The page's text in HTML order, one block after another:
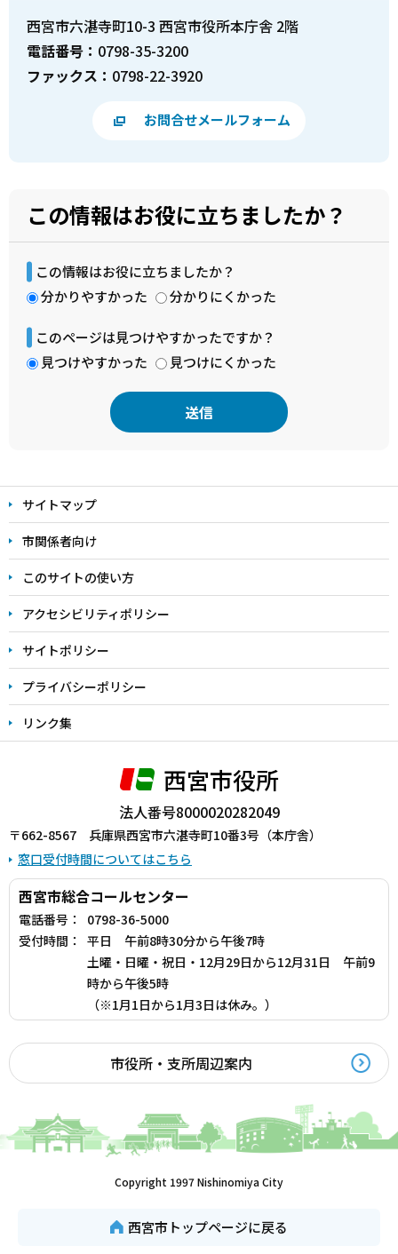
西宮市六湛寺町10-3 西宮市役所本庁舎 2階
電話番号： 0798-35-3200
ファックス： 0798-22-3920
お問合せメールフォーム
この情報はお役に立ちましたか？
この情報はお役に立ちましたか？
分かりやすかった
分かりにくかった
このページは見つけやすかったですか？
見つけやすかった
見つけにくかった
文
こ
こ
ま
で
サイトマップ
市関係者向け
このサイトの使い方
アクセシビリティポリシー
サイトポリシー
プライバシーポリシー
リンク集
西宮市役所
法人番号8000020282049
〒662-8567 兵庫県西宮市六湛寺町10番3号（本庁舎）
窓口受付時間についてはこちら
西宮市総合コールセンター
電話番号：
0798-36-5000
受付時間：
平日 午前8時30分から午後7時
土曜・日曜・祝日・12月29日から12月31日 午前9
時から午後5時
（※1月1日から1月3日は休み。）
市役所・支所周辺案内
Copyright 1997 Nishinomiya City
西宮市トップページに戻る